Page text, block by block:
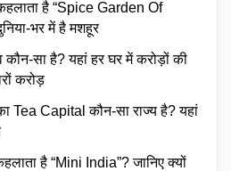
है “Spice Garden Of
भर में है मशहूर
कौन-सा है? यहां हर घर में करोड़ों की
करोड़
Tea Capital कौन-सा राज्य है? यहां
है “Mini India”? जानिए क्यों